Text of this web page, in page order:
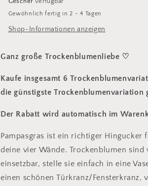
Gewöhnlich fertig in 2 - 4 Tagen
Shop-Informationen anzeigen
Ganz große Trockenblumenliebe ♡
Kaufe insgesamt 6
die günstigste Trockenblumenvariation
Der Rabatt wird automatisch im
Pampasgras ist ein richtiger Hingucker
deine vier Wände. Trockenblumen sind
einsetzbar, stelle sie einfach in eine
einen schönen Türkranz/Fensterkranz,